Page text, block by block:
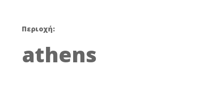
Περιοχή:
athens